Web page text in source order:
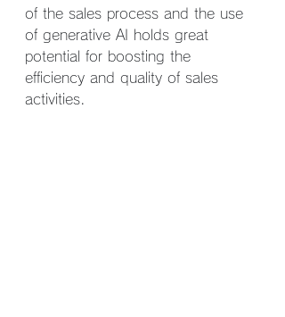
of the sales process and the use
of generative AI holds great
potential for boosting the
efficiency and quality of sales
activities.